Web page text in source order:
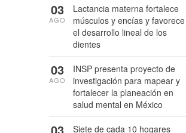
Lactancia materna fortalece
músculos y encías y favorece
el desarrollo lineal de los
dientes
03
AGO
INSP presenta proyecto de
investigación para mapear y
fortalecer la planeación en
salud mental en México
03
AGO
Siete de cada 10 hogares